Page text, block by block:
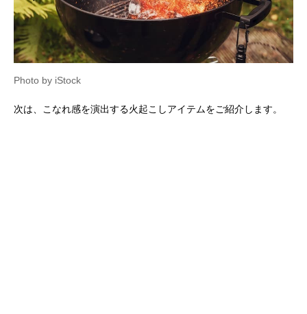
Photo by iStock
次は、こなれ感を演出する火起こしアイテムをご紹介します。